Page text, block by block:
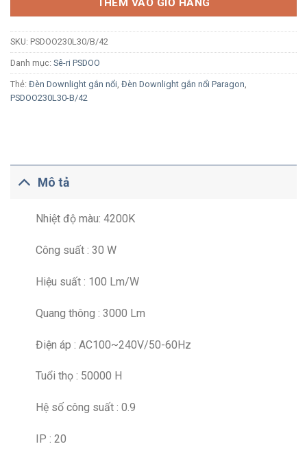
THÊM VÀO GIỎ HÀNG
SKU: PSDOO230L30/B/42
Danh mục: Sê-ri PSDOO
Thẻ: Đèn Downlight gắn nổi Đèn Downlight gắn nổi Paragon
PSDOO230L30-B/42
Mô tả
Nhiệt độ màu: 4200K
Công suất : 30 W
Hiệu suất : 100 Lm/W
Quang thông : 3000 Lm
Điện áp : AC100~240V/50-60Hz
Tuổi thọ : 50000 H
Hệ số công suất : 0.9
IP : 20